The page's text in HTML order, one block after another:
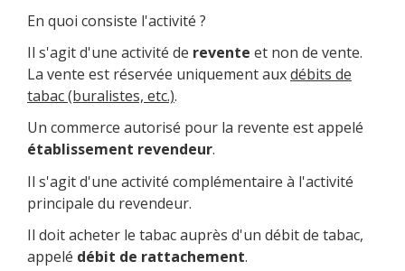
En quoi consiste l'activité ?
Il s'agit d'une activité de revente et non de vente.
La vente est réservée uniquement auxdébits de
tabac (buralistes, etc.).
Un commerce autorisé pour la revente est appelé
établissement revendeur.
Il s'agit d'une activité complémentaire à l'activité
principale du revendeur.
Il doit acheter le tabac auprès d'un débit de tabac,
appelé débit de rattachement.